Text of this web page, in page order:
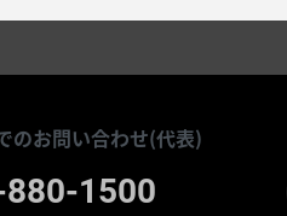
のお問い合わせ(代表)
1500